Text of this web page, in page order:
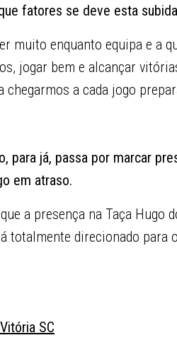
fatores se deve esta
muito enquanto equipa e a
jogar bem e alcançar
chegarmos a cada jogo
para já, passa por marcar
em atraso.
a presença na Taça Hugo
totalmente direcionado
SC